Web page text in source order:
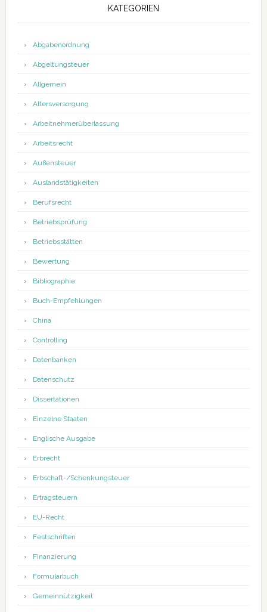
KATEGORIEN
Abgabenordnung
Abgeltungsteuer
Allgemein
Altersversorgung
Arbeitnehmerüberlassung
Arbeitsrecht
Außensteuer
Auslandstätigkeiten
Berufsrecht
Betriebsprüfung
Betriebsstätten
Bewertung
Bibliographie
Buch-Empfehlungen
China
Controlling
Datenbanken
Datenschutz
Dissertationen
Einzelne Staaten
Englische Ausgabe
Erbrecht
Erbschaft-/Schenkungsteuer
Ertragsteuern
EU-Recht
Festschriften
Finanzierung
Formularbuch
Gemeinnützigkeit